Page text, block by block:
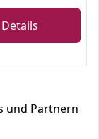
Details
und Partnern